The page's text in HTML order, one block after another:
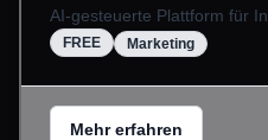
AI-gesteuerte Plattform für
FREE Marketing
Mehr erfahren